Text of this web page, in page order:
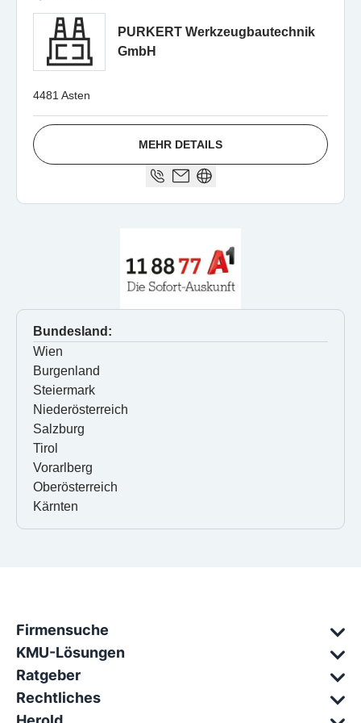
PURKERT Werkzeugbautechnik
GmbH
4481 Asten
MEHR DETAILS
Bundesland:
Wien
Burgenland
Steiermark
Niederösterreich
Salzburg
Tirol
Vorarlberg
Oberösterreich
Kärnten
Firmensuche
KMU-Lösungen
Ratgeber
Rechtliches